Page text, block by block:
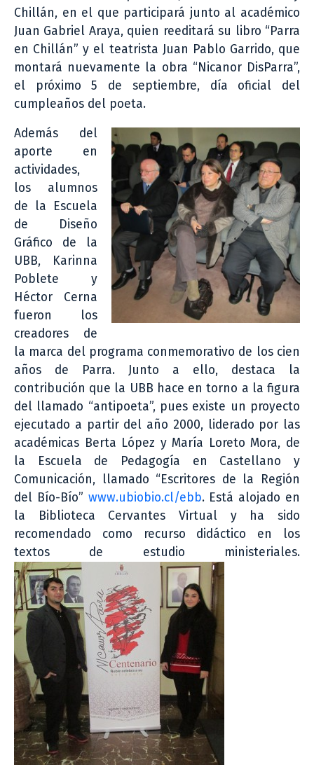
Chillán, en el que participará junto al académico
Juan Gabriel Araya, quien reeditará su libro “Parra
en Chillán” y el teatrista Juan Pablo Garrido, que
montará nuevamente la obra “Nicanor DisParra”,
el próximo 5 de septiembre, día oficial del
cumpleaños del poeta.
Además del
aporte en
actividades,
los alumnos
de la Escuela
de Diseño
Gráfico de la
UBB, Karinna
Poblete y
Héctor Cerna
fueron los
creadores de
la marca del programa conmemorativo de los cien
años de Parra. Junto a ello, destaca la
contribución que la UBB hace en torno a la figura
del llamado “antipoeta”, pues existe un proyecto
ejecutado a partir del año 2000, liderado por las
académicas Berta López y María Loreto Mora, de
la Escuela de Pedagogía en Castellano y
Comunicación, llamado “Escritores de la Región
del Bío-Bío” www.ubiobio.cl/ebb. Está alojado en
la Biblioteca Cervantes Virtual y ha sido
recomendado como recurso didáctico en los
textos de estudio ministeriales.